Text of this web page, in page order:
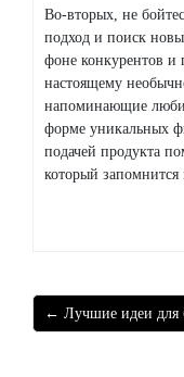
Во-вторых, не
подход и поиск
фоне конкурентов и
настоящему
напоминающие
форме уникальных
подачей продукта
который запомнится
← Лучшие идеи для